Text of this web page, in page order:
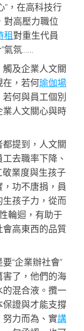
”，在高科技行
對高壓力職位
租對重生代員
氣氛……
及企業人文關
在，若何瑜伽場
若何與員工個別
人文關心與時
提到，人文關
去職率下降、
業度與生孩子
功不唐捐，員
孩子力，從而
輪迴，有助于
高東西的品質
“企業辦社會”
了，他們的海
混合液。攬一
證與才能支撐
努力而為、實講